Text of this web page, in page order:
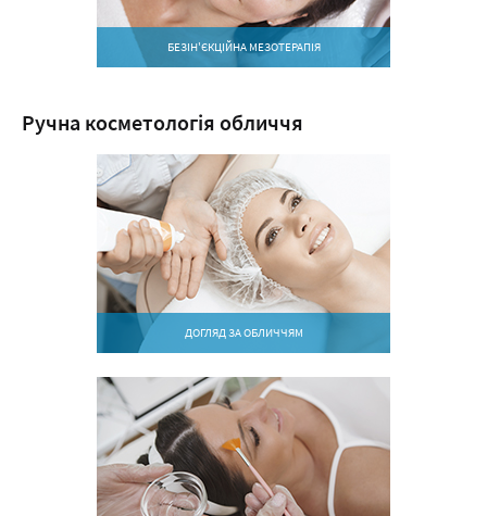
БЕЗІН'ЄКЦІЙНА МЕЗОТЕРАПІЯ
Ручна косметологія обличчя
ДОГЛЯД ЗА ОБЛИЧЧЯМ